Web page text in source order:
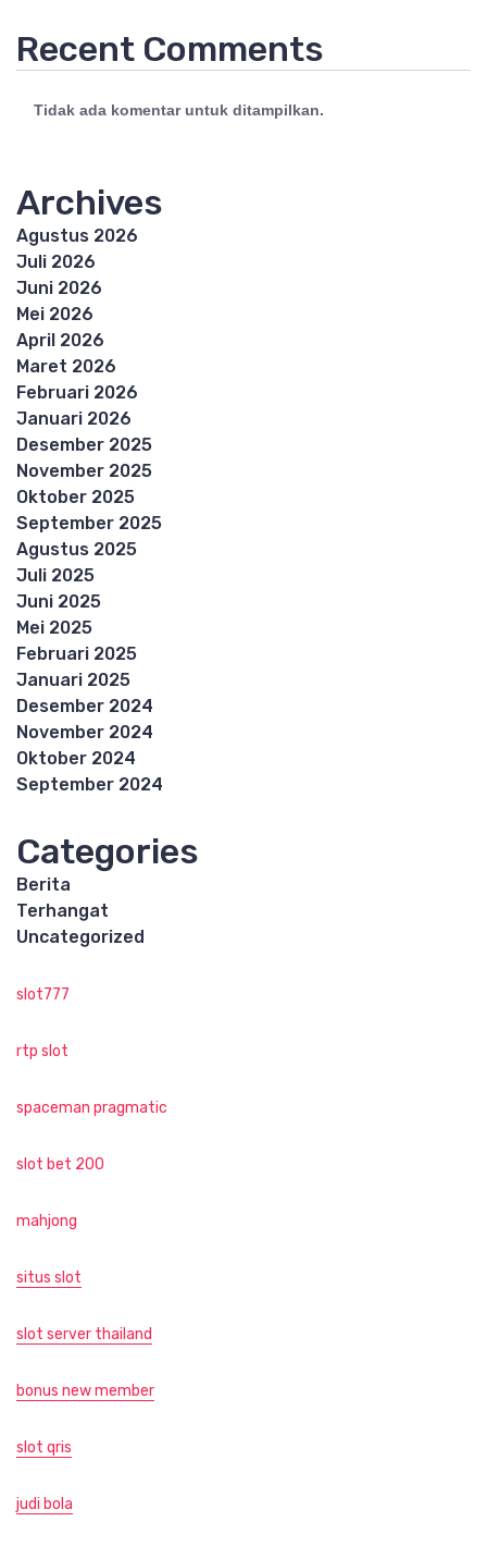
Recent Comments
Tidak ada komentar untuk ditampilkan.
Archives
Agustus 2026
Juli 2026
Juni 2026
Mei 2026
April 2026
Maret 2026
Februari 2026
Januari 2026
Desember 2025
November 2025
Oktober 2025
September 2025
Agustus 2025
Juli 2025
Juni 2025
Mei 2025
Februari 2025
Januari 2025
Desember 2024
November 2024
Oktober 2024
September 2024
Categories
Berita
Terhangat
Uncategorized
slot777
rtp slot
spaceman pragmatic
slot bet 200
mahjong
situs slot
slot server thailand
bonus new member
slot qris
judi bola